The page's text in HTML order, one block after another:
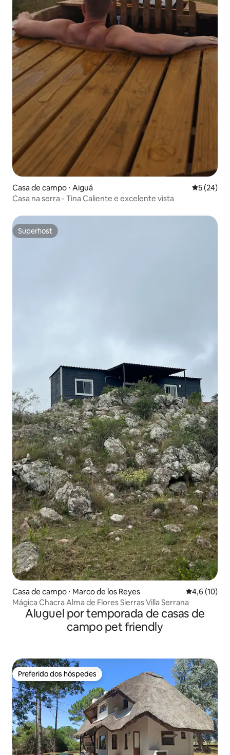
Casa de campo ⋅ Aiguá 5 de uma
5 (24)
Casa na serra - Tina Caliente e excelente vista
Superhost
Superhost
Casa de campo ⋅ Marco de los Reyes 4,6 de uma
4,6 (10)
Mágica Chacra Alma de Flores Sierras Villa Serrana
Aluguel por temporada de casas de
campo pet friendly
Preferido dos hóspedes
Preferido dos hóspedes